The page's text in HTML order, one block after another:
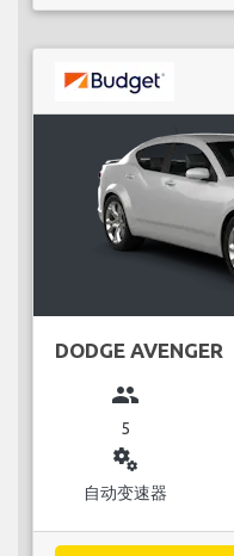
DODGE AVENGER
group
5
miscellaneous_services
自动变速器